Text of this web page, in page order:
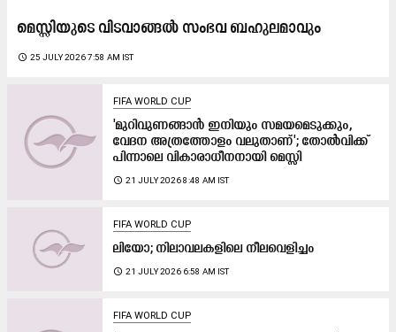
മെസ്സിയുടെ വിടവാങ്ങൽ സംഭവ ബഹുലമാവും
access_time 25 JULY 2026 7:58 AM IST
FIFA WORLD CUP
'മുറിവുണങ്ങാൻ ഇനിയും സമയമെടുക്കും,
വേദന അത്രത്തോളം വലുതാണ്'; തോൽവിക്ക്
പിന്നാലെ വികാരാധീനനായി മെസ്സി
access_time 21 JULY 2026 8:48 AM IST
FIFA WORLD CUP
ലിയോ; നിലാവലകളിലെ നീലവെളിച്ചം
access_time 21 JULY 2026 6:58 AM IST
FIFA WORLD CUP